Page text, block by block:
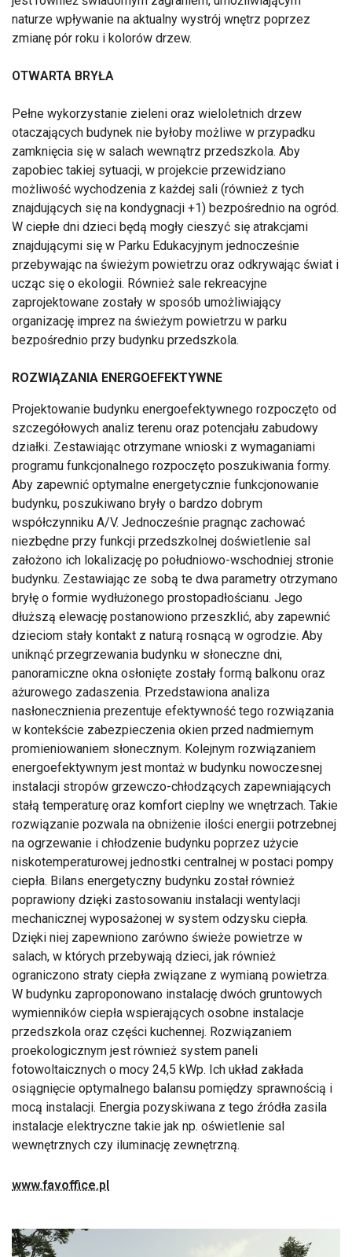
naturze wpływanie na aktualny wystrój wnętrz poprzez
zmianę pór roku i kolorów drzew.
OTWARTA BRYŁA
Pełne wykorzystanie zieleni oraz wieloletnich drzew
otaczających budynek nie byłoby możliwe w przypadku
zamknięcia się w salach wewnątrz przedszkola. Aby
zapobiec takiej sytuacji, w projekcie przewidziano
możliwość wychodzenia z każdej sali (również z tych
znajdujących się na kondygnacji +1) bezpośrednio na ogród.
W ciepłe dni dzieci będą mogły cieszyć się atrakcjami
znajdującymi się w Parku Edukacyjnym jednocześnie
przebywając na świeżym powietrzu oraz odkrywając świat i
ucząc się o ekologii. Również sale rekreacyjne
zaprojektowane zostały w sposób umożliwiający
organizację imprez na świeżym powietrzu w parku
bezpośrednio przy budynku przedszkola.
ROZWIĄZANIA ENERGOEFEKTYWNE
Projektowanie budynku energoefektywnego rozpoczęto od
szczegółowych analiz terenu oraz potencjału zabudowy
działki. Zestawiając otrzymane wnioski z wymaganiami
programu funkcjonalnego rozpoczęto poszukiwania formy.
Aby zapewnić optymalne energetycznie funkcjonowanie
budynku, poszukiwano bryły o bardzo dobrym
współczynniku A/V. Jednocześnie pragnąc zachować
niezbędne przy funkcji przedszkolnej doświetlenie sal
założono ich lokalizację po południowo-wschodniej stronie
budynku. Zestawiając ze sobą te dwa parametry otrzymano
bryłę o formie wydłużonego prostopadłościanu. Jego
dłuższą elewację postanowiono przeszklić, aby zapewnić
dzieciom stały kontakt z naturą rosnącą w ogrodzie. Aby
uniknąć przegrzewania budynku w słoneczne dni,
panoramiczne okna osłonięte zostały formą balkonu oraz
ażurowego zadaszenia. Przedstawiona analiza
nasłonecznienia prezentuje efektywność tego rozwiązania
w kontekście zabezpieczenia okien przed nadmiernym
promieniowaniem słonecznym. Kolejnym rozwiązaniem
energoefektywnym jest montaż w budynku nowoczesnej
instalacji stropów grzewczo-chłodzących zapewniających
stałą temperaturę oraz komfort cieplny we wnętrzach. Takie
rozwiązanie pozwala na obniżenie ilości energii potrzebnej
na ogrzewanie i chłodzenie budynku poprzez użycie
niskotemperaturowej jednostki centralnej w postaci pompy
ciepła. Bilans energetyczny budynku został również
poprawiony dzięki zastosowaniu instalacji wentylacji
mechanicznej wyposażonej w system odzysku ciepła.
Dzięki niej zapewniono zarówno świeże powietrze w
salach, w których przebywają dzieci, jak również
ograniczono straty ciepła związane z wymianą powietrza.
W budynku zaproponowano instalację dwóch gruntowych
wymienników ciepła wspierających osobne instalacje
przedszkola oraz części kuchennej. Rozwiązaniem
proekologicznym jest również system paneli
fotowoltaicznych o mocy 24,5 kWp. Ich układ zakłada
osiągnięcie optymalnego balansu pomiędzy sprawnością i
mocą instalacji. Energia pozyskiwana z tego źródła zasila
instalacje elektryczne takie jak np. oświetlenie sal
wewnętrznych czy iluminację zewnętrzną.
www.favoffice.pl